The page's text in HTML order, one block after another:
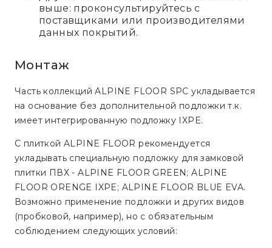
выше: проконсультируйтесь с
поставщиками или производителями
данных покрытий.
Монтаж
Часть коллекций ALPINE FLOOR SPC укладывается
на основание без дополнительной подложки т.к.
имеет интегрированную подложку IXPE.
С плиткой ALPINE FLOOR рекомендуется
укладывать специальную подложку для замковой
плитки ПВХ - ALPINE FLOOR GREEN; ALPINE
FLOOR ORENGE IXPE; ALPINE FLOOR BLUE EVA.
Возможно применение подложки и других видов
(пробковой, например), но с обязательным
соблюдением следующих условий: